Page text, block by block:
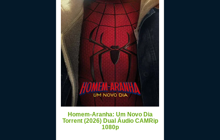
Homem-Aranha: Um Novo Dia
Torrent (2026) Dual Áudio CAMRip
1080p